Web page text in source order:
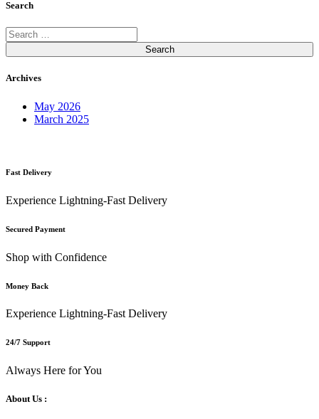
Search
Search
for:
Archives
May 2026
March 2025
Fast Delivery
Experience Lightning-Fast Delivery
Secured Payment
Shop with Confidence
Money Back
Experience Lightning-Fast Delivery
24/7 Support
Always Here for You
About Us :